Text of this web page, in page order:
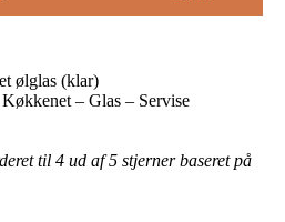
ølglas (klar)
– Glas – Servise
til 4 ud af 5 stjerner baseret på